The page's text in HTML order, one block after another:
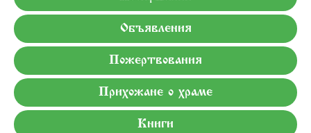
Объявления
Пожертвования
Прихожане о храме
Книги